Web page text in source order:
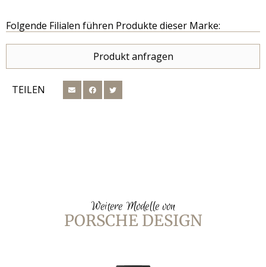
Folgende Filialen führen Produkte dieser Marke:
Produkt anfragen
TEILEN
Weitere Modelle von
PORSCHE DESIGN